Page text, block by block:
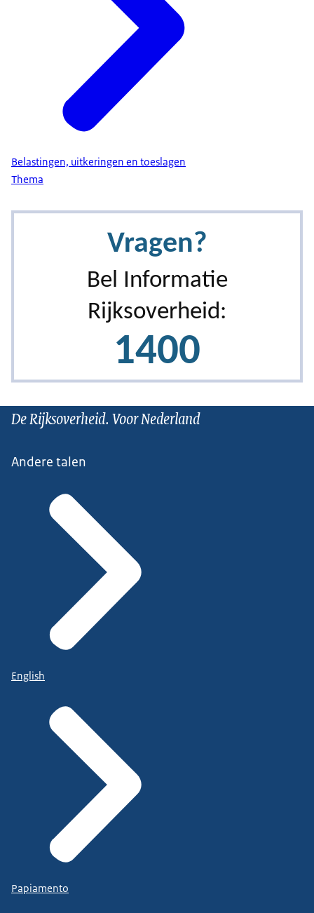
Belastingen, uitkeringen en toeslagen
Thema
De Rijksoverheid. Voor Nederland
Andere talen
English
Papiamento